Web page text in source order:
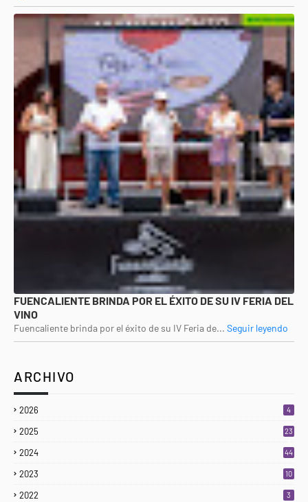
FUENCALIENTE BRINDA POR EL ÉXITO DE SU IV FERIA DEL
VINO
Fuencaliente brinda por el éxito de su IV Feria de... Seguir leyendo
ARCHIVO
2026 4
2025
23
2024 44
2023 10
2022 3